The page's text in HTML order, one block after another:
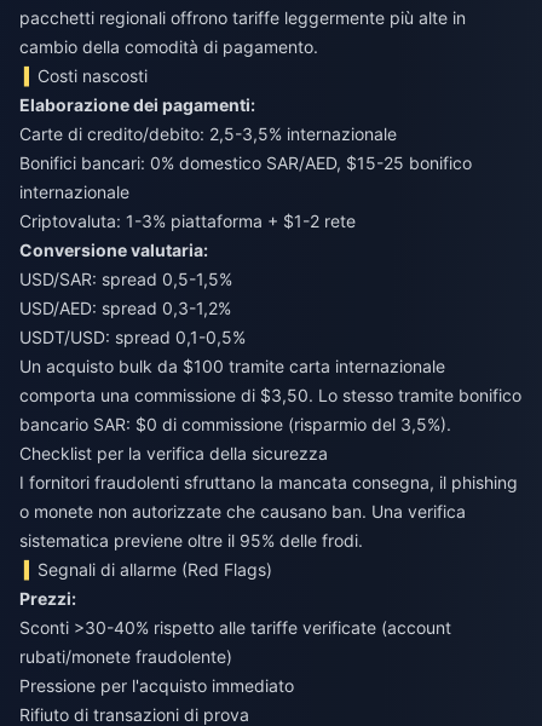
pacchetti regionali offrono tariffe leggermente più alte in
cambio della comodità di pagamento.
Costi nascosti
Elaborazione dei pagamenti:
Carte di credito/debito: 2,5-3,5% internazionale
Bonifici bancari: 0% domestico SAR/AED, $15-25 bonifico
internazionale
Criptovaluta: 1-3% piattaforma + $1-2 rete
Conversione valutaria:
USD/SAR: spread 0,5-1,5%
USD/AED: spread 0,3-1,2%
USDT/USD: spread 0,1-0,5%
Un acquisto bulk da $100 tramite carta internazionale
comporta una commissione di $3,50. Lo stesso tramite bonifico
bancario SAR: $0 di commissione (risparmio del 3,5%).
Checklist per la verifica della sicurezza
I fornitori fraudolenti sfruttano la mancata consegna, il phishing
o monete non autorizzate che causano ban. Una verifica
sistematica previene oltre il 95% delle frodi.
Segnali di allarme (Red Flags)
Prezzi:
Sconti >30-40% rispetto alle tariffe verificate (account
rubati/monete fraudolente)
Pressione per l'acquisto immediato
Rifiuto di transazioni di prova